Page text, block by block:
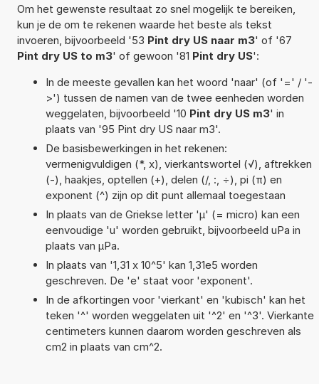
Om het gewenste resultaat zo snel mogelijk te bereiken,
kun je de om te rekenen waarde het beste als tekst
invoeren, bijvoorbeeld '53 Pint dry US naar m3' of '67
Pint dry US to m3' of gewoon '81 Pint dry US':
In de meeste gevallen kan het woord 'naar' (of '=' / '-
>') tussen de namen van de twee eenheden worden
weggelaten, bijvoorbeeld '10 Pint dry US m3' in
plaats van '95 Pint dry US naar m3'.
De basisbewerkingen in het rekenen:
vermenigvuldigen (*, x), vierkantswortel (√), aftrekken
(-), haakjes, optellen (+), delen (/, :, ÷), pi (π) en
exponent (^) zijn op dit punt allemaal toegestaan
In plaats van de Griekse letter 'µ' (= micro) kan een
eenvoudige 'u' worden gebruikt, bijvoorbeeld uPa in
plaats van µPa.
In plaats van '1,31 x 10^5' kan 1,31e5 worden
geschreven. De 'e' staat voor 'exponent'.
In de afkortingen voor 'vierkant' en 'kubisch' kan het
teken '^' worden weggelaten uit '^2' en '^3'. Vierkante
centimeters kunnen daarom worden geschreven als
cm2 in plaats van cm^2.